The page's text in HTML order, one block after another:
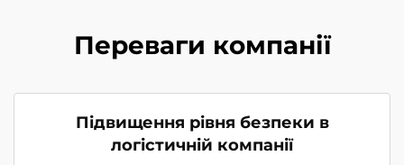
Переваги компанії
Підвищення рівня безпеки в
логістичній компанії